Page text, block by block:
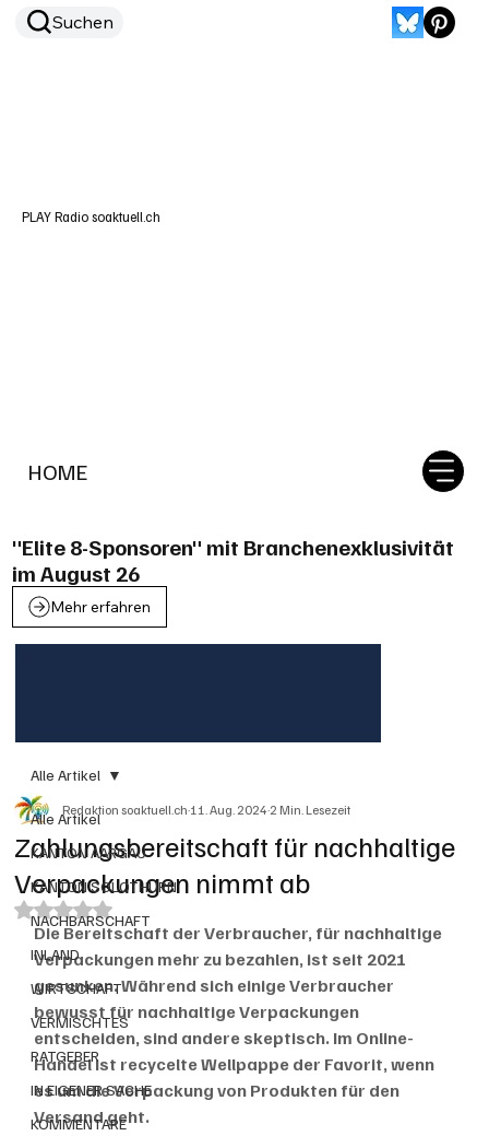
HOME
Suchen
PLAY Radio soaktuell.ch
"Elite 8-Sponsoren" mit Branchenexklusivität
im August 26
Mehr erfahren
Alle Artikel
KANTON AARGAU
KANTON SOLOTHURN
NACHBARSCHAFT
INLAND
WIRTSCHAFT
VERMISCHTES
RATGEBER
IN EIGENER SACHE
KOMMENTARE
Alle Artikel
Zahlungsbereitschaft für nachhaltige
Verpackungen nimmt ab
Redaktion soaktuell.ch11. Aug. 20242 Min. Lesezeit
Mit NaN von 5 Sternen bewertet.
Die Bereitschaft der Verbraucher, für nachhaltige
Verpackungen mehr zu bezahlen, ist seit 2021
gesunken. Während sich einige Verbraucher
bewusst für nachhaltige Verpackungen
entscheiden, sind andere skeptisch. Im Online-
Handel ist recycelte Wellpappe der Favorit, wenn
es um die Verpackung von Produkten für den
Versand geht.